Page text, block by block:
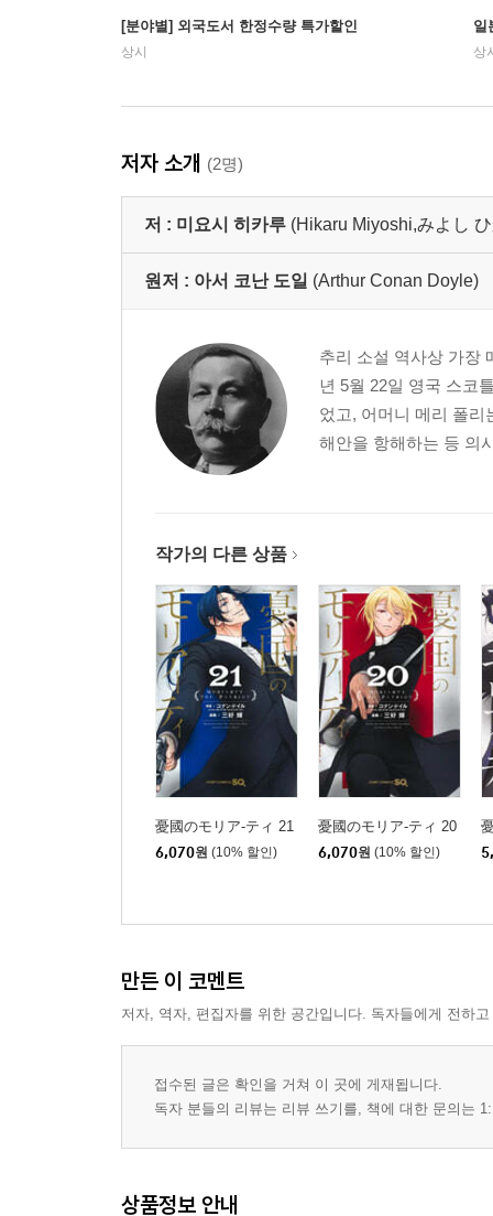
[분야별] 외국도서 한정수량 특가할인
상시
일
상
저자 소개 (2명)
저 : 미요시 히카루 (Hikaru Miyoshi,みよし
원저 : 아서 코난 도일 (Arthur Conan Doyle)
추리 소설 역사상 가장
년 5월 22일 영국 스코
었고, 어머니 메리 폴
해안을 항해하는 등 의
작가의 다른 상품
憂國のモリア-ティ 21
6,070원 (10% 할인)
憂國のモリア-ティ 20
6,070원 (10% 할인)
만든 이 코멘트
저자, 역자, 편집자를 위한 공간입니다. 독자들에게 전하
접수된 글은 확인을 거쳐 이 곳에 게재됩니다.
독자 분들의 리뷰는 리뷰 쓰기를, 책에 대한 문의는
상품정보 안내